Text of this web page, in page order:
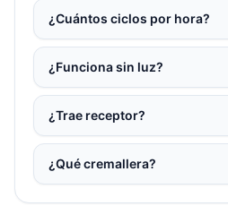
¿Cuántos ciclos por hora?
¿Funciona sin luz?
¿Trae receptor?
¿Qué cremallera?